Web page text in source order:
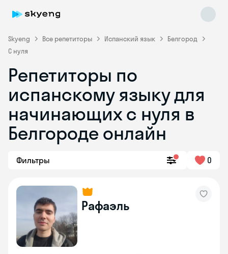
Skyeng Все репетиторы Испанский язык
Белгород
С нуля
Репетиторы по
испанскому языку для
начинающих с нуля в
Белгороде онлайн
Фильтры 0
Рафаэль
Skyeng Chat